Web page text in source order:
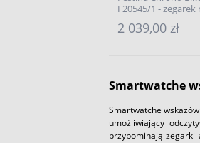
F20545/1 - zegarek
2 039,00 zł
Smartwatche
Smartwatche
umożliwiający
przypominają zegarki